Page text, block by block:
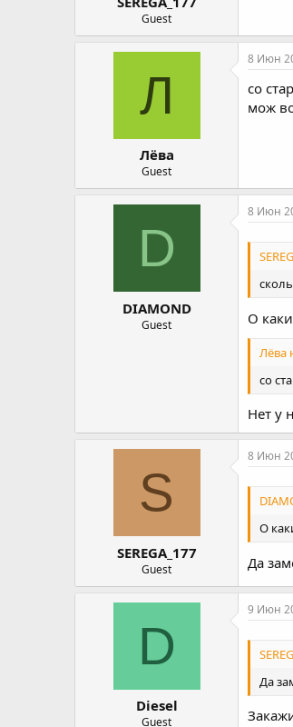
Guest
Л
Лёва
Guest
8 Июн
со
мож
D
DIAMOND
Guest
8 Июн
О
Лёва
со
Нет у
S
SEREGA_177
Guest
8 Июн
О
Да
D
Diesel
Guest
9 Июн
Да